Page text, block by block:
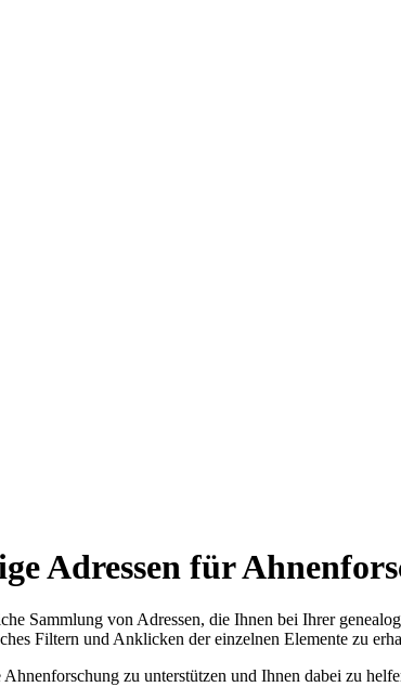
Adressen für
Sammlung von Adressen, die Ihnen bei Ihrer
Filtern und Anklicken der einzelnen Elemente zu
zu unterstützen und Ihnen dabei zu